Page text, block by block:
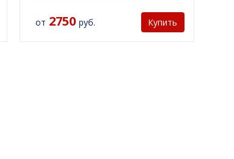
от 2750 руб. Купить